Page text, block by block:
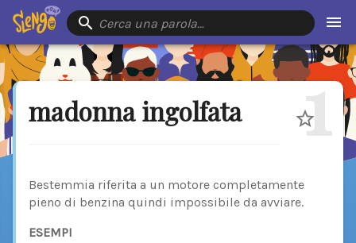
Cerca una parola…
madonna ingolfata 1
Bestemmia riferita a un motore completamente
pieno di benzina quindi impossibile da avviare.
ESEMPI